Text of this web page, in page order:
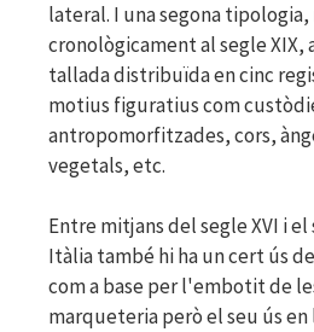
lateral. I una segona
cronològicament al segle XIX,
tallada distribuïda en cinc
motius figuratius com
antropomorfitzades, cors,
vegetals, etc.
Entre mitjans del segle XVI i
Itàlia també hi ha un cert ús
com a base per l'embotit de
marqueteria però el seu ús